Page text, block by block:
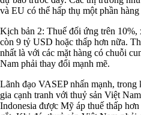
và EU có thể hấp thụ một phần
Kịch bản 2: Thuế đối ứng trên
còn 9 tỷ USD hoặc thấp hơn nữa.
nhất là với các mặt hàng có chuỗi
Nam phải thay đổi mạnh mẽ.
Lãnh đạo VASEP nhấn mạnh, trong
gia cạnh tranh với thuỷ sản Việt
Indonesia được Mỹ áp thuế thấp